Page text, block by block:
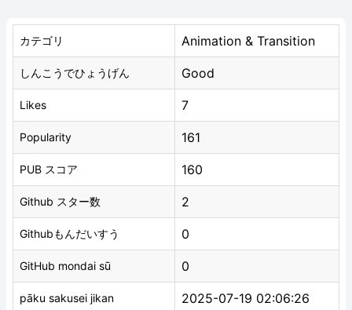
カテゴリ Animation & Transition
しんこうでひょうげん Good
Likes 7
Popularity 161
PUB スコア 160
Github スター数 2
Githubもんだいすう 0
GitHub mondai sū 0
pāku sakusei jikan 2025-07-19 02:06:26